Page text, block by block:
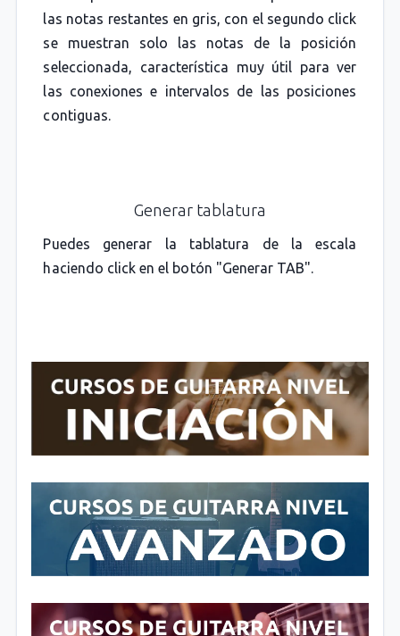
las notas restantes en gris, con el segundo click
se muestran solo las notas de la posición
seleccionada, característica muy útil para ver
las conexiones e intervalos de las posiciones
contiguas.
Generar tablatura
Puedes generar la tablatura de la escala
haciendo click en el botón "Generar TAB".